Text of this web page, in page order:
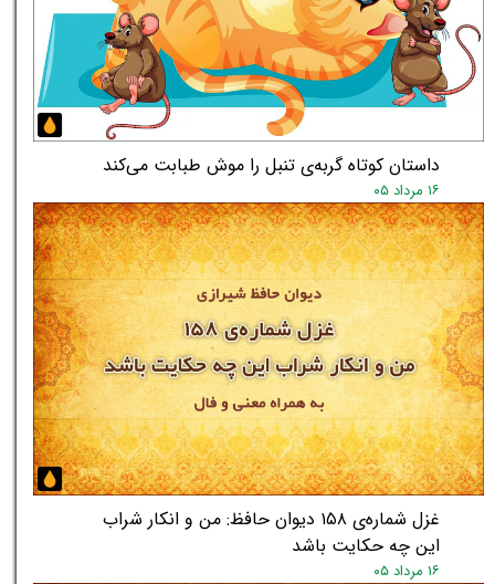
★★
داستان کوتاه گربه‌ی تنبل را موش طبابت می‌کند
۱۶ مرداد ۰۵
غزل شماره‌ی ۱۵۸ دیوان حافظ: من و انکار شراب
این چه حکایت باشد
۱۶ مرداد ۰۵